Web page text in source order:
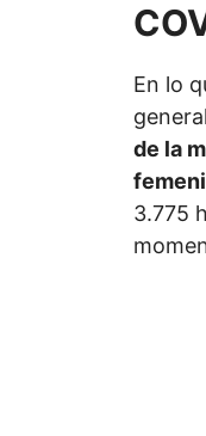
En lo
de la
3.775